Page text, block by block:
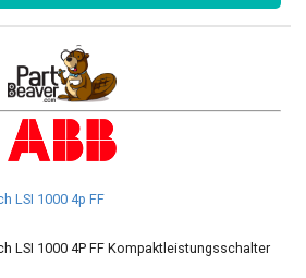
LSI 1000 4p FF
LSI 1000 4P FF Kompaktleistungsschalter